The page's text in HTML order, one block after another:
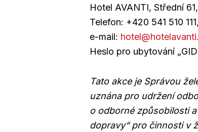
Hotel AVANTI, Střední
Telefon: +420 541 510
e-mail:
Heslo pro ubytování
Tato akce je Správou
uznána pro udržení
o odborné způsobilosti
dopravy“ pro činnosti v